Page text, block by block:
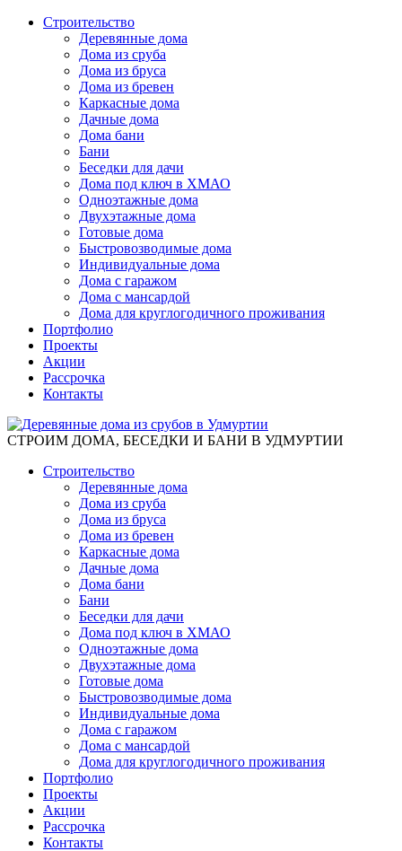
Строительство
Деревянные дома
Дома из сруба
Дома из бруса
Дома из бревен
Каркасные дома
Дачные дома
Дома бани
Бани
Беседки для дачи
Дома под ключ в ХМАО
Одноэтажные дома
Двухэтажные дома
Готовые дома
Быстровозводимые дома
Индивидуальные дома
Дома с гаражом
Дома с мансардой
Дома для круглогодичного проживания
Портфолио
Проекты
Акции
Рассрочка
Контакты
СТРОИМ ДОМА, БЕСЕДКИ И БАНИ В УДМУРТИИ
Строительство
Деревянные дома
Дома из сруба
Дома из бруса
Дома из бревен
Каркасные дома
Дачные дома
Дома бани
Бани
Беседки для дачи
Дома под ключ в ХМАО
Одноэтажные дома
Двухэтажные дома
Готовые дома
Быстровозводимые дома
Индивидуальные дома
Дома с гаражом
Дома с мансардой
Дома для круглогодичного проживания
Портфолио
Проекты
Акции
Рассрочка
Контакты